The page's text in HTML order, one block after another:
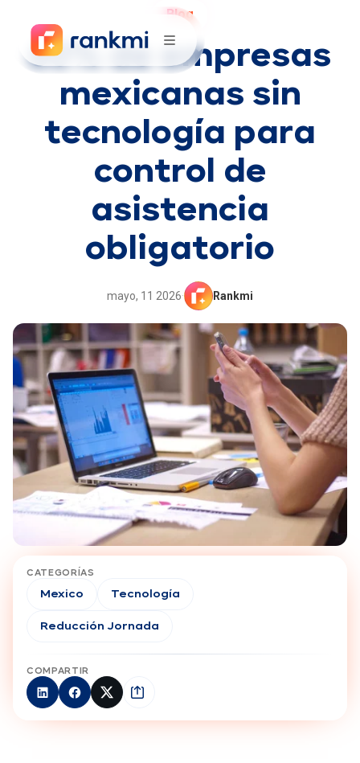
Blog
60% de empresas
mexicanas sin
tecnología para
control de
asistencia
obligatorio
mayo, 11 2026· Rankmi
CATEGORÍAS
Mexico Tecnología
Reducción Jornada
COMPARTIR